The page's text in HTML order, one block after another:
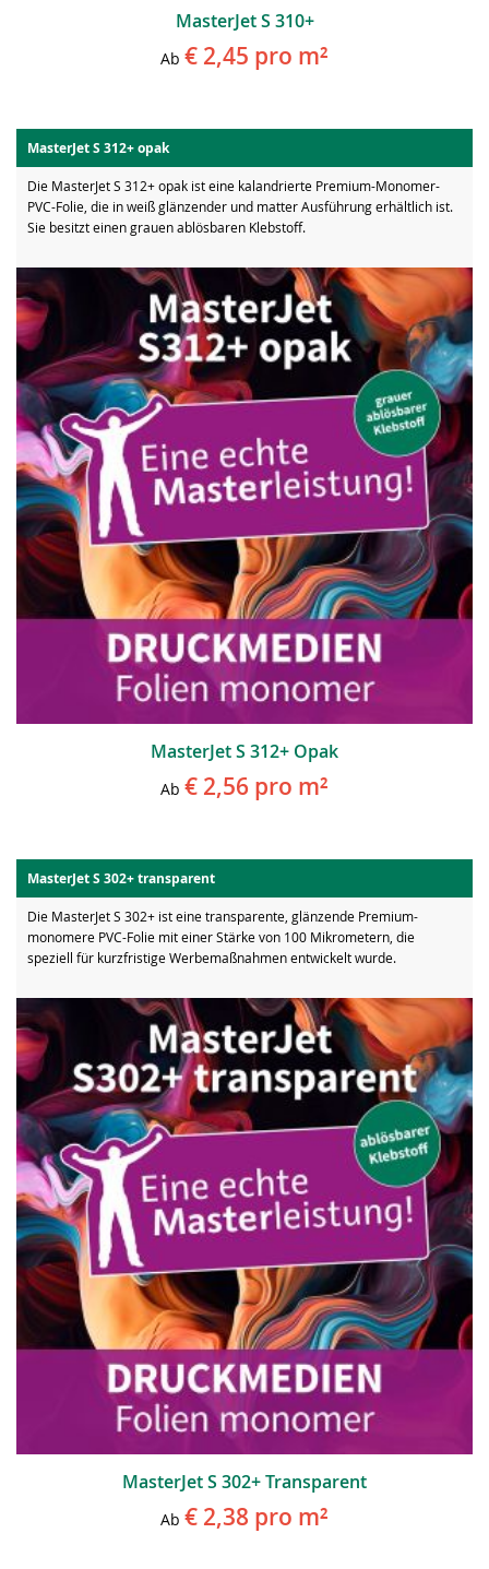
MasterJet S 310+
Ab € 2,45 pro m²
MasterJet S 312+ opak
Die MasterJet S 312+ opak ist eine kalandrierte Premium-Monomer-
PVC-Folie, die in weiß glänzender und matter Ausführung erhältlich ist.
Sie besitzt einen grauen ablösbaren Klebstoff.
MasterJet S 312+ Opak
Ab € 2,56 pro m²
MasterJet S 302+ transparent
Die MasterJet S 302+ ist eine transparente, glänzende Premium-
monomere PVC-Folie mit einer Stärke von 100 Mikrometern, die
speziell für kurzfristige Werbemaßnahmen entwickelt wurde.
MasterJet S 302+ Transparent
Ab € 2,38 pro m²